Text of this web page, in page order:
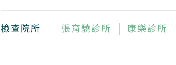
檢查院所 張育驍診所 康樂診所